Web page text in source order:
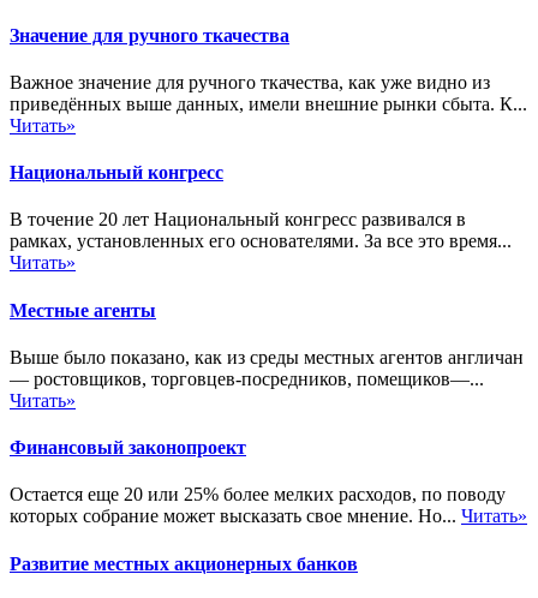
Значение для ручного ткачества
Важное значение для ручного ткачества, как уже видно из
приведённых выше данных, имели внешние рынки сбыта. К...
Читать»
Национальный конгресс
В точение 20 лет Национальный конгресс развивался в
рамках, установленных его основателями. За все это время...
Читать»
Местные агенты
Выше было показано, как из среды местных агентов англичан
— ростовщиков, торговцев-посредников, помещиков—...
Читать»
Финансовый законопроект
Остается еще 20 или 25% более мелких расходов, по поводу
которых собрание может высказать свое мнение. Но... Читать»
Развитие местных акционерных банков